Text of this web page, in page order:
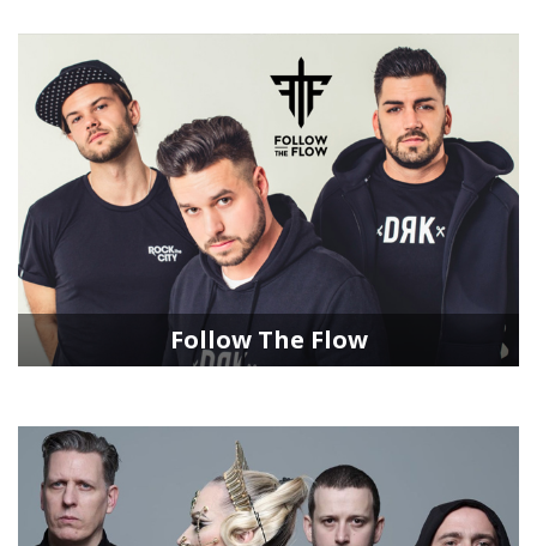
Follow The Flow